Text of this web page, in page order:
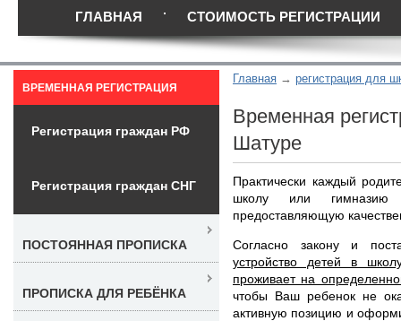
ГЛАВНАЯ СТОИМОСТЬ РЕГИСТРАЦИИ
Главная регистрация для
Временная
Шатуре
Практически каждый
школу или
предоставляющую
Согласно закону и
устройство детей в
проживает на
чтобы Ваш ребенок не
активную позицию и
ВРЕМЕННАЯ РЕГИСТРАЦИЯ
Регистрация граждан РФ
Регистрация граждан СНГ
ПОСТОЯННАЯ ПРОПИСКА
ПРОПИСКА ДЛЯ РЕБЁНКА